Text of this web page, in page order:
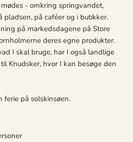
- omkring springvandet,
på caféer og i butikker.
på markedsdagene på Store
deres egne produkter.
I skal bruge, har I også landlige
Knudsker, hvor I kan besøge den
ferie på solskinsøen.